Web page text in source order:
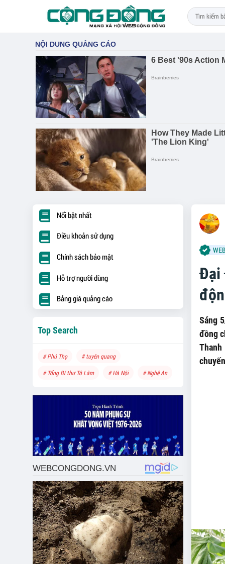
Đại
Sáng
đồng
Nổi bật nhất
Điều khoản sử dụng
Chính sách bảo mật
Hỗ trợ người dùng
Bảng giá quảng cáo
Top Search
# Phú Thọ # tuyên quang
# Tổng Bí thư Tô Lâm # Hà Nội # Nghệ An